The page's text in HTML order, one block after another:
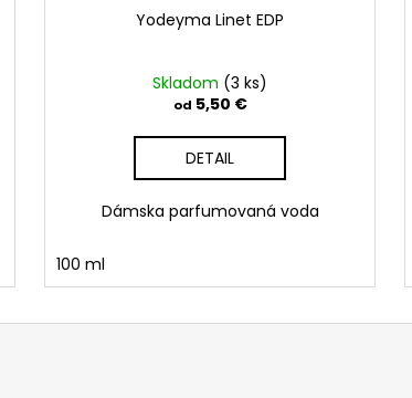
Yodeyma Linet EDP
Skladom (3 ks)
od 5,50 €
DETAIL
Dámska parfumovaná voda
100 ml